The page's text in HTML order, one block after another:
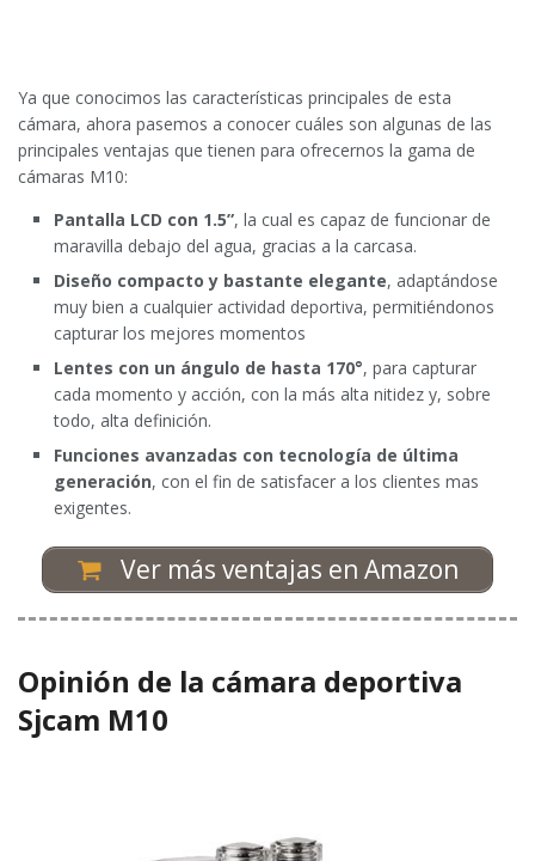
Ya que conocimos las características principales de esta
cámara, ahora pasemos a conocer cuáles son algunas de las
principales ventajas que tienen para ofrecernos la gama de
cámaras M10:
Pantalla LCD con 1.5”, la cual es capaz de funcionar de
maravilla debajo del agua, gracias a la carcasa.
Diseño compacto y bastante elegante, adaptándose
muy bien a cualquier actividad deportiva, permitiéndonos
capturar los mejores momentos
Lentes con un ángulo de hasta 170°, para capturar
cada momento y acción, con la más alta nitidez y, sobre
todo, alta definición.
Funciones avanzadas con tecnología de última
generación, con el fin de satisfacer a los clientes mas
exigentes.
Ver más ventajas en Amazon
Opinión de la cámara deportiva
Sjcam M10